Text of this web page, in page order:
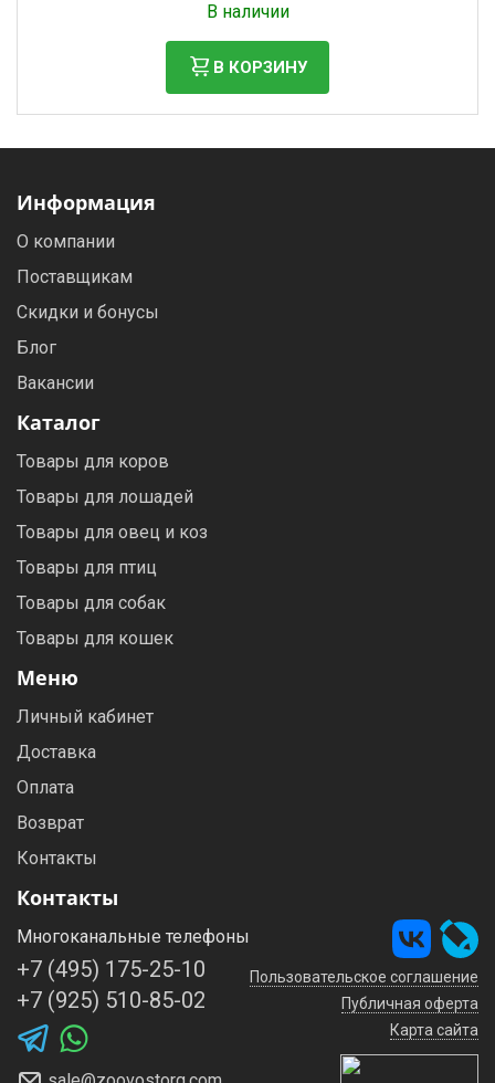
В наличии
В КОРЗИНУ
Информация
О компании
Поставщикам
Скидки и бонусы
Блог
Вакансии
Каталог
Товары для коров
Товары для лошадей
Товары для овец и коз
Товары для птиц
Товары для собак
Товары для кошек
Меню
Личный кабинет
Доставка
Оплата
Возврат
Контакты
Контакты
Многоканальные телефоны
+7 (495) 175-25-10
+7 (925) 510-85-02
Пользовательское соглашение
Публичная оферта
Карта сайта